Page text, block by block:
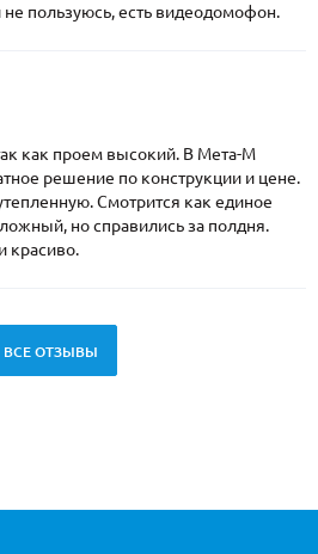
не пользуюсь, есть видеодомофон.
как проем высокий. В Мета-М
решение по конструкции и цене.
Смотрится как единое
но справились за полдня.
красиво.
ВСЕ ОТЗЫВЫ